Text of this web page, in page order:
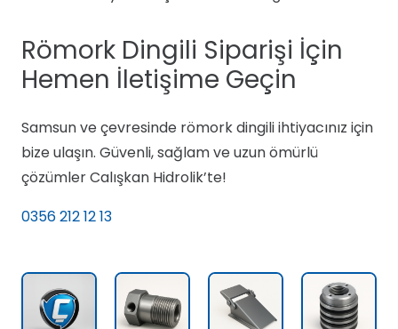
Römork Dingili Siparişi İçin
Hemen İletişime Geçin
Samsun ve çevresinde römork dingili ihtiyacınız için
bize ulaşın. Güvenli, sağlam ve uzun ömürlü
çözümler Calışkan Hidrolik’te!
0356 212 12 13